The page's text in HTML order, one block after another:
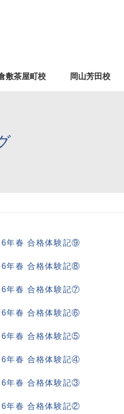
敷茶屋町校 岡山芳田校
年春 合格体験記⑨
年春 合格体験記⑧
年春 合格体験記⑦
年春 合格体験記⑥
年春 合格体験記⑤
年春 合格体験記④
年春 合格体験記③
年春 合格体験記②